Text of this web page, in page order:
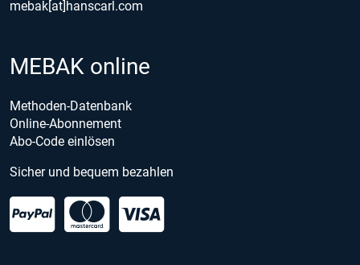
mebak[at]hanscarl.com
MEBAK online
Methoden-Datenbank
Online-Abonnement
Abo-Code einlösen
Sicher und bequem bezahlen